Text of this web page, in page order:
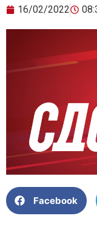
16/02/2022
Facebook